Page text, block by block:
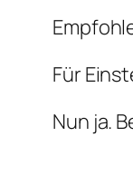
Für
Nun ja.